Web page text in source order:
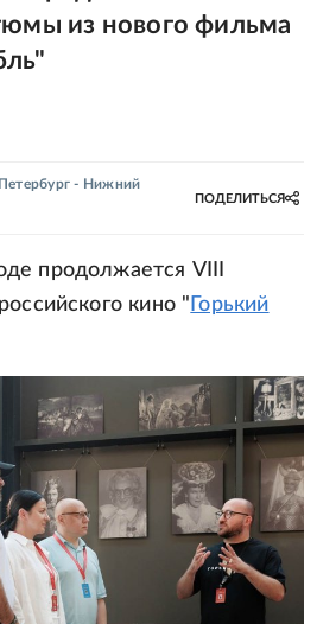
из нового фильма
- Нижний
ПОДЕЛИТЬСЯ
продолжается VIII
кино " Горький